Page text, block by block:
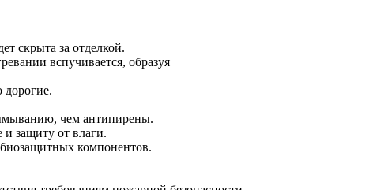
скрыта за отделкой.
вспучивается, образуя
чем антипирены.
защиту от влаги.
компонентов.